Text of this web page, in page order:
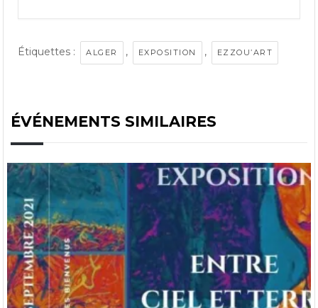
Étiquettes : ALGER , EXPOSITION , EZZOU’ART
ÉVÉNEMENTS SIMILAIRES